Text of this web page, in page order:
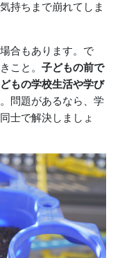
持ちまで崩れてしま
合もあります。で
こと。 子どもの前で
もの学校生活や学び
問題があるなら、学
士で解決しましょ